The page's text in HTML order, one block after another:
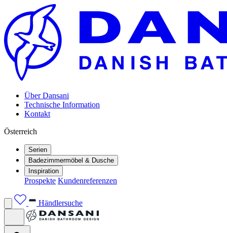
Über Dansani
Technische Information
Kontakt
Österreich
Serien
Badezimmermöbel & Dusche
Inspiration
Prospekte Kundenreferenzen
Händlersuche